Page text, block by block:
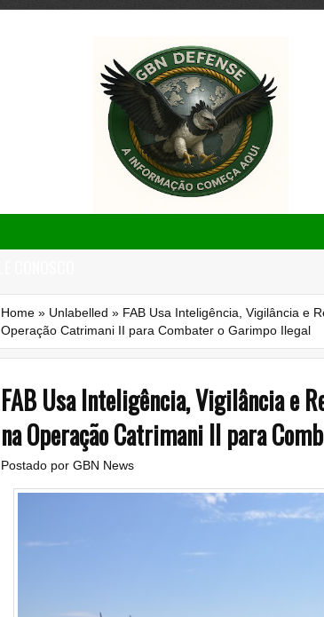
Home » Unlabelled » FAB Usa Inteligência, Vigilância e
Operação Catrimani II para Combater o Garimpo Ilegal
FAB Usa Inteligência, Vigilância e
na Operação Catrimani II para
Postado por GBN News